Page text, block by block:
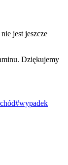
jest jeszcze
Dziękujemy
#wypadek